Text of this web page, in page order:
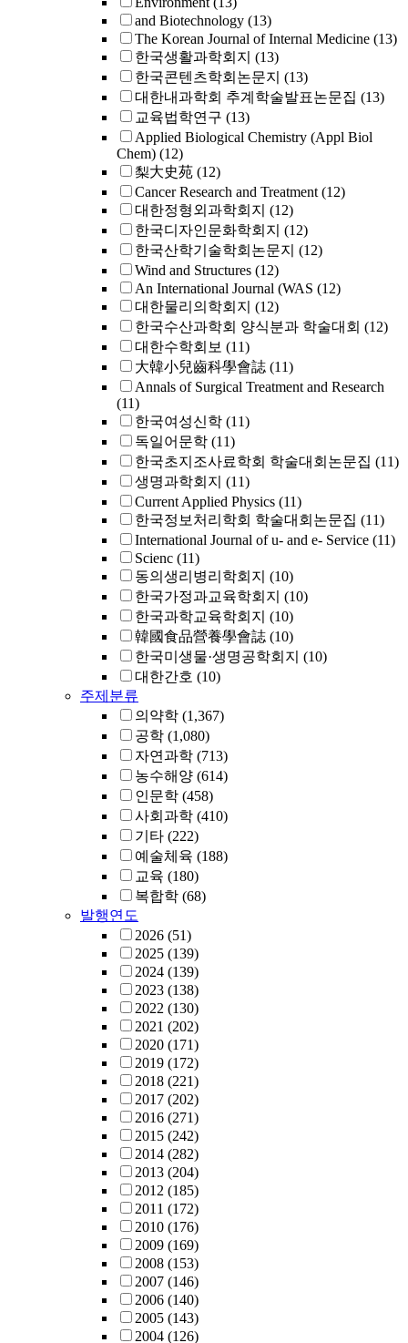
and Biotechnology (13)
The Korean Journal of Internal Medicine (13)
한국생활과학회지 (13)
한국콘텐츠학회논문지 (13)
대한내과학회 추계학술발표논문집 (13)
교육법학연구 (13)
Applied Biological Chemistry (Appl Biol
Chem) (12)
梨大史苑 (12)
Cancer Research and Treatment (12)
대한정형외과학회지 (12)
한국디자인문화학회지 (12)
한국산학기술학회논문지 (12)
Wind and Structures (12)
An International Journal (WAS (12)
대한물리의학회지 (12)
한국수산과학회 양식분과 학술대회 (12)
대한수학회보 (11)
大韓小兒齒科學會誌 (11)
Annals of Surgical Treatment and Research
(11)
한국여성신학 (11)
독일어문학 (11)
한국초지조사료학회 학술대회논문집 (11)
생명과학회지 (11)
Current Applied Physics (11)
한국정보처리학회 학술대회논문집 (11)
International Journal of u- and e- Service (11)
Scienc (11)
동의생리병리학회지 (10)
한국가정과교육학회지 (10)
한국과학교육학회지 (10)
韓國食品營養學會誌 (10)
한국미생물·생명공학회지 (10)
대한간호 (10)
주제분류
의약학 (1,367)
공학 (1,080)
자연과학 (713)
농수해양 (614)
인문학 (458)
사회과학 (410)
기타 (222)
예술체육 (188)
교육 (180)
복합학 (68)
발행연도
2026 (51)
2025 (139)
2024 (139)
2023 (138)
2022 (130)
2021 (202)
2020 (171)
2019 (172)
2018 (221)
2017 (202)
2016 (271)
2015 (242)
2014 (282)
2013 (204)
2012 (185)
2011 (172)
2010 (176)
2009 (169)
2008 (153)
2007 (146)
2006 (140)
2005 (143)
2004 (126)